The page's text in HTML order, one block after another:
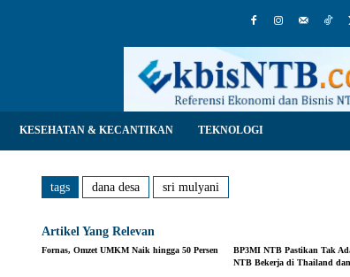
KESEHATAN & KECANTIKAN TEKNOLOGI
tags dana desa sri mulyani
Artikel Yang Relevan
Fornas, Omzet UMKM Naik hingga 50 Persen
BP3MI NTB Pastikan Tak
NTB Bekerja di Thailand